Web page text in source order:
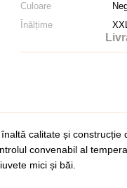
Culoare
Înălțime
calitate și construcție
convenabil al
mici și băi.